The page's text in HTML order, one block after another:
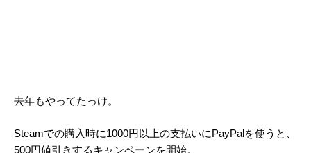
去年もやってたっけ。
Steamでの購入時に1000円以上の支払いにPayPalを使うと、
500円値引きするキャンペーンを開始。